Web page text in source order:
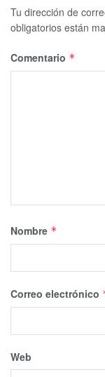
Tu dirección de
obligatorios están
Comentario *
Nombre *
Correo electrónico
Web